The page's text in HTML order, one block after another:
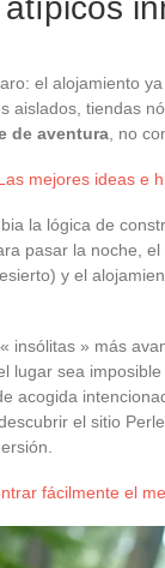
el alojamiento
aislados, tiendas
de aventura , no
mejores ideas e
la lógica de
pasar la noche,
y el
insólitas » más
lugar sea
acogida
el sitio
fácilmente el